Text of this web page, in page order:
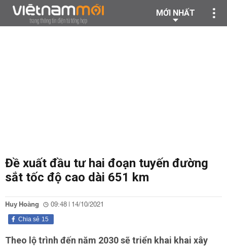
MỚI NHẤT
Đề xuất đầu tư hai đoạn tuyến đường
sắt tốc độ cao dài 651 km
Huy Hoàng 09:48 | 14/10/2021
15
Chia sẻ
Theo lộ trình đến năm 2030 sẽ triển khai khai xây